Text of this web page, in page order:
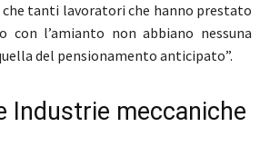
tanti lavoratori che hanno prestato
con l’amianto non abbiano nessuna
del pensionamento anticipato”.
Industrie meccaniche